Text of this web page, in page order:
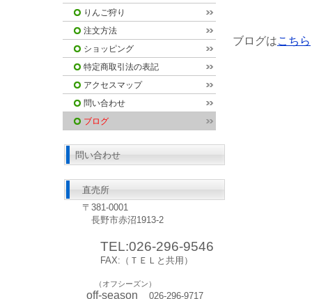
ブログはこちら
りんご狩り
注文方法
ショッピング
特定商取引法の表記
アクセスマップ
問い合わせ
ブログ
問い合わせ
直売所
〒381-0001
長野市赤沼1913-2
TEL:026-296-9546
FAX:（ＴＥＬと共用）
（オフシーズン）
off‐season 026‐296-9717